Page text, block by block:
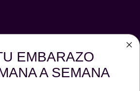
EMBARAZO
A SEMANA